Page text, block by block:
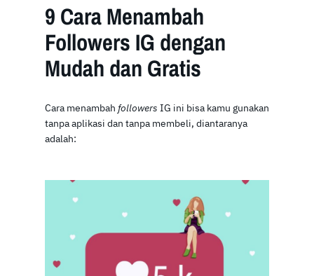
9 Cara Menambah
Followers IG dengan
Mudah dan Gratis
Cara menambah followers IG ini bisa kamu gunakan
tanpa aplikasi dan tanpa membeli, diantaranya
adalah: